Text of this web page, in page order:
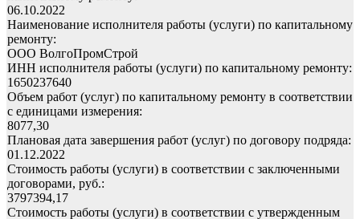
06.10.2022
Наименование исполнителя работы (услуги) по капитальному
ремонту:
ООО ВолгоПромСтрой
ИНН исполнителя работы (услуги) по капитальному ремонту:
1650237640
Объем работ (услуг) по капитальному ремонту в соответствии
с единицами измерения:
8077,30
Плановая дата завершения работ (услуг) по договору подряда:
01.12.2022
Стоимость работы (услуги) в соответствии с заключенными
договорами, руб.:
3797394,17
Стоимость работы (услуги) в соответствии с утвержденным